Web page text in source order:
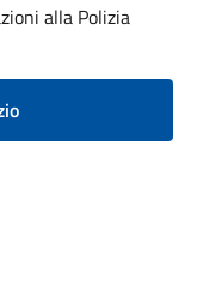
alla Polizia